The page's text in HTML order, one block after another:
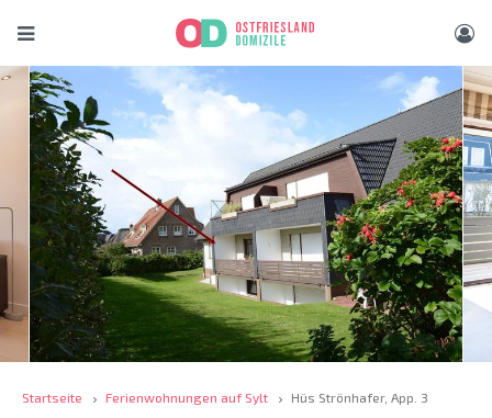
Startseite Ferienwohnungen auf Sylt Hüs Strönhafer, App. 3